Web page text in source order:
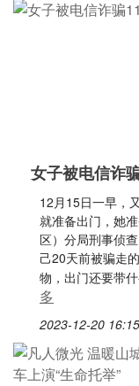
女子被电信诈
12月15日一早，
就准备出门，她
区）分局刑事侦
己20天前被骗走
物，出门还要带
多
2023-12-20